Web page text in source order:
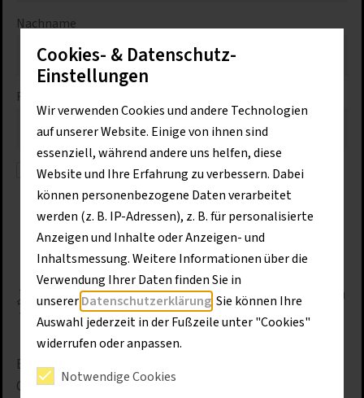
Nachname
Firma
Ich stimme zu, dass meine personenbezogenen Daten
genutzt werden, um werbliche E-Mails zu erhalten,
und weiß, dass ich dies jederzeit widerrufen kann.
Anmelden
Für den Versand unserer Newsletter nutzen wir rapidmail. Mit Ihrer
Anmeldung stimmen Sie zu, dass die eingegebenen Daten an rapidmail
übermittelt werden. Beachten Sie bitte auch dieAGB und
Datenschutzbestimmungen.
Erhalten Sie aktuelle Informationen aus allen
Geschäftsbereichen: Baumaschinen, Baugeräte,
Cookies- & Datenschutz-
Einstellungen
Wir verwenden Cookies und andere Technologien
auf unserer Website. Einige von ihnen sind
essenziell, während andere uns helfen, diese
Website und Ihre Erfahrung zu verbessern. Dabei
können personenbezogene Daten verarbeitet
werden (z. B. IP-Adressen), z. B. für personalisierte
Anzeigen und Inhalte oder Anzeigen- und
Inhaltsmessung. Weitere Informationen über die
Verwendung Ihrer Daten finden Sie in
unsererDatenschutzerklärung . Sie können Ihre
Auswahl jederzeit in der Fußzeile unter "Cookies"
widerrufen oder anpassen.
Notwendige Cookies